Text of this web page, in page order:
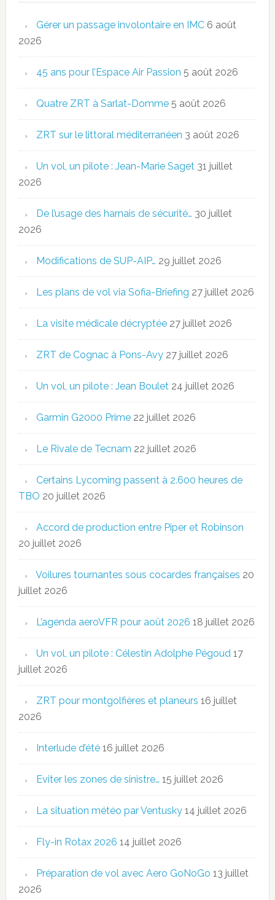
Gérer un passage involontaire en IMC 6 août
2026
45 ans pour l’Espace Air Passion 5 août 2026
Quatre ZRT à Sarlat-Domme 5 août 2026
ZRT sur le littoral méditerranéen 3 août 2026
Un vol, un pilote : Jean-Marie Saget 31 juillet
2026
De l’usage des harnais de sécurité… 30 juillet
2026
Modifications de SUP-AIP… 29 juillet 2026
Les plans de vol via Sofia-Briefing 27 juillet 2026
La visite médicale décryptée 27 juillet 2026
ZRT de Cognac à Pons-Avy 27 juillet 2026
Un vol, un pilote : Jean Boulet 24 juillet 2026
Garmin G2000 Prime 22 juillet 2026
Le Rivale de Tecnam 22 juillet 2026
Certains Lycoming passent à 2.600 heures de
TBO 20 juillet 2026
Accord de production entre Piper et Robinson
20 juillet 2026
Voilures tournantes sous cocardes françaises 20
juillet 2026
L’agenda aeroVFR pour août 2026 18 juillet 2026
Un vol, un pilote : Célestin Adolphe Pégoud 17
juillet 2026
ZRT pour montgolfières et planeurs 16 juillet
2026
Interlude d’été 16 juillet 2026
Eviter les zones de sinistre… 15 juillet 2026
La situation météo par Ventusky 14 juillet 2026
Fly-in Rotax 2026 14 juillet 2026
Préparation de vol avec Aero GoNoGo 13 juillet
2026